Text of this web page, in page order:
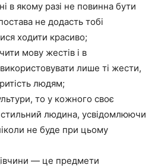
в якому разі не повинна бути
не додасть тобі
ходити красиво;
мову жестів і в
лише ті жести,
людям;
то у кожного своє
людина, усвідомлюючи
не буде при цьому
— це предмети